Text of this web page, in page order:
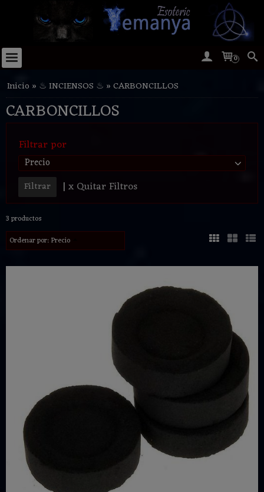
0
Inicio » ♨ INCIENSOS ♨ »CARBONCILLOS
CARBONCILLOS
Filtrar por
Precio
| x Quitar Filtros
3 productos
Ordenar por:Precio